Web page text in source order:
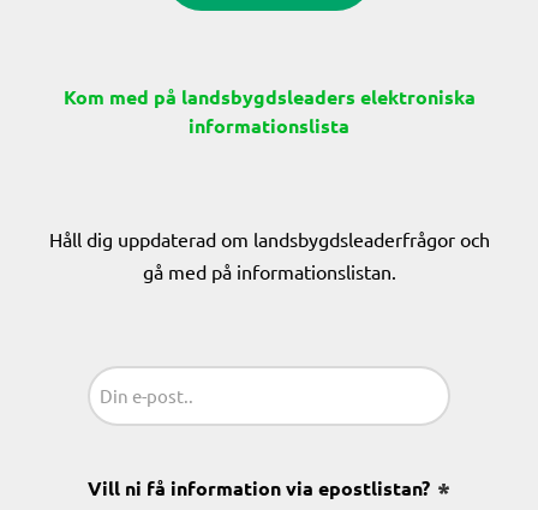
Kom med på landsbygdsleaders elektroniska
informationslista
Håll dig uppdaterad om landsbygdsleaderfrågor och
gå med på informationslistan.
Vill ni få information via epostlistan?